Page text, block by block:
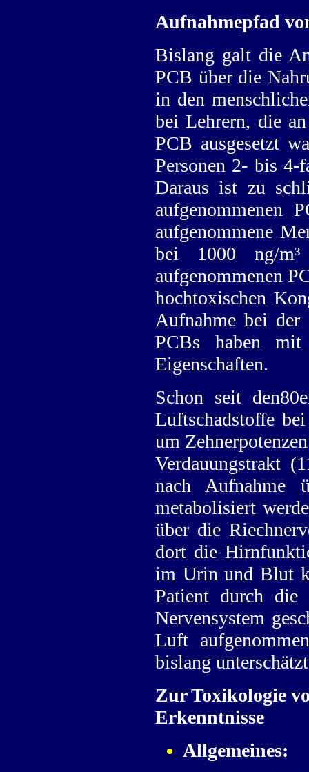
Aufnahmepfad
Bislang galt die
PCB über die
in den
bei Lehrern, die
PCB ausgesetzt
Personen 2- bis
Daraus ist zu
aufgenommenen
aufgenommene
bei 1000 ng/
aufgenommenen
hochtoxischen
Aufnahme bei
PCBs haben mit
Eigenschaften.
Schon seit
Luftschadstoffe
um
Verdauungstrakt
nach Aufnahme
metabolisiert
über die
dort die
im Urin und Blut
Patient durch die
Nervensystem
Luft
bislang
Zur Toxikologie
Erkenntnisse
Allgemeines: